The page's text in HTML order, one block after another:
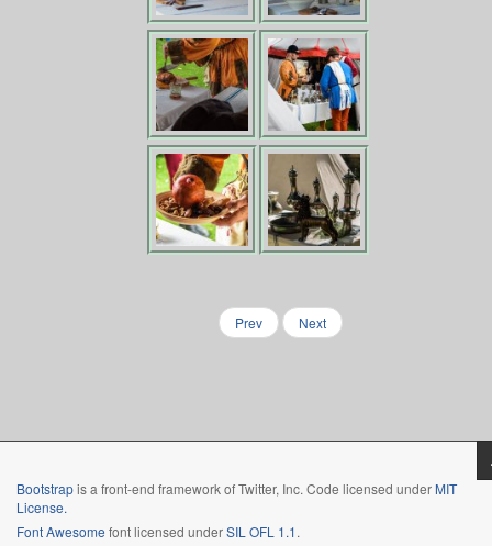
Prev Next
Bootstrapis a front-end framework of Twitter, Inc. Code licensed under MIT
License.
Font Awesome font licensed underSIL OFL 1.1.